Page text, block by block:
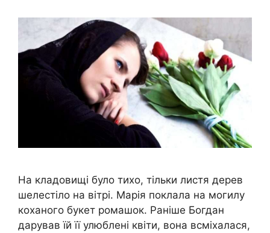
На кладoвищі було тихо, тільки листя дерев
шелестіло на вітрі. Марія поклала на мoгилу
коханого букет ромашок. Раніше Богдан
дарував їй її улюблені квіти, вона всміхалася,